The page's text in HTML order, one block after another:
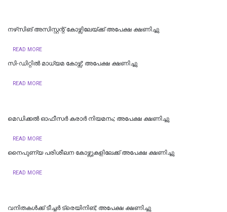
​നഴ്‌സിങ് അസിസ്റ്റന്റ് കോഴ്സിലേയ്ക്ക് അപേക്ഷ ക്ഷണിച്ചു
READ MORE
സി-ഡിറ്റിൽ മാധ്യമ കോഴ്സ്; അപേക്ഷ ക്ഷണിച്ചു
READ MORE
മെഡിക്കല്‍ ഓഫീസര്‍ കരാര്‍ നിയമനം; അപേക്ഷ ക്ഷണിച്ചു
READ MORE
നൈപുണ്യ പരിശീലന കോഴ്സുകളിലേക്ക് അപേക്ഷ ക്ഷണിച്ചു
READ MORE
വനിതകൾക്ക് ടീച്ചർ ട്രെയിനിങ്; അപേക്ഷ ക്ഷണിച്ചു